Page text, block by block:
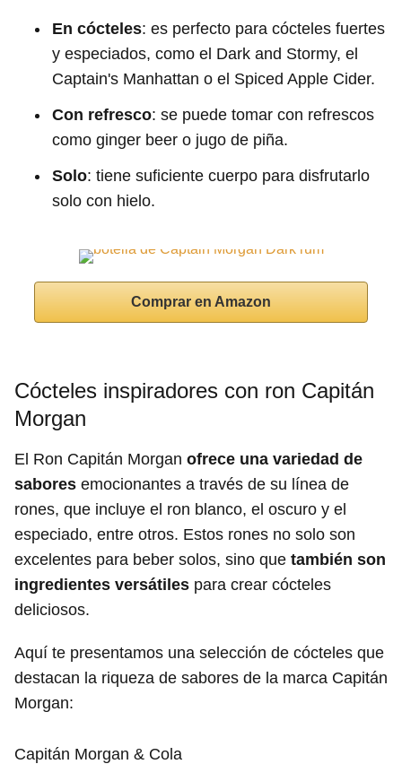
En cócteles: es perfecto para cócteles fuertes
y especiados, como el Dark and Stormy, el
Captain's Manhattan o el Spiced Apple Cider.
Con refresco: se puede tomar con refrescos
como ginger beer o jugo de piña.
Solo: tiene suficiente cuerpo para disfrutarlo
solo con hielo.
Comprar en Amazon
Cócteles inspiradores con ron Capitán
Morgan
El Ron Capitán Morgan ofrece una variedad de
sabores emocionantes a través de su línea de
rones, que incluye el ron blanco, el oscuro y el
especiado, entre otros. Estos rones no solo son
excelentes para beber solos, sino que también son
ingredientes versátiles para crear cócteles
deliciosos.
Aquí te presentamos una selección de cócteles que
destacan la riqueza de sabores de la marca Capitán
Morgan:
Capitán Morgan & Cola